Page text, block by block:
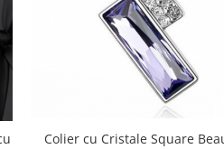
Colier cu Cristale Square